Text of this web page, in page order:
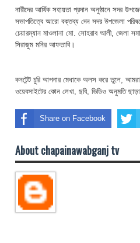
নারীদের আর্থিক সহায়তা প্রদান অনুষ্ঠানে সদর
সভাপতিত্বে আরো বক্তব্য দেন সদর উপজেলা
চেয়ারম্যান মাওলানা মো. সোহরাব আলী, জেলা
সিরাজুম মনির আফতাবি।
কনটেন্ট চুরি আপনার মেধাকে অলস করে তুলে,
ওয়েবসাইটের কোন লেখা, ছবি, ভিডিও অনুমতি
Share on Facebook
About chapainawabganj tv